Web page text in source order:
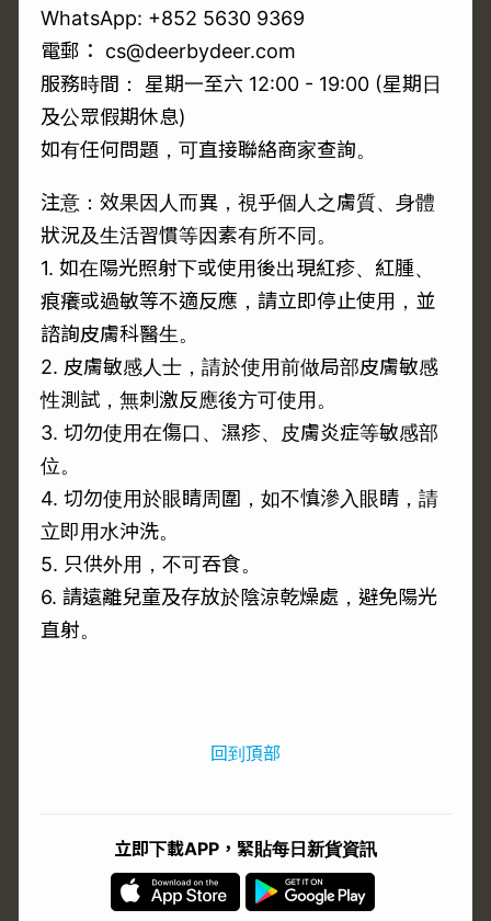
WhatsApp: +852 5630 9369
電郵： cs@deerbydeer.com
服務時間： 星期一至六 12:00 - 19:00 (星期日
及公眾假期休息)
如有任何問題，可直接聯絡商家查詢。
注意：效果因人而異，視乎個人之膚質、身體
狀況及生活習慣等因素有所不同。
1. 如在陽光照射下或使用後出現紅疹、紅腫、
痕癢或過敏等不適反應，請立即停止使用，並
諮詢皮膚科醫生。
2. 皮膚敏感人士，請於使用前做局部皮膚敏感
性測試，無刺激反應後方可使用。
3. 切勿使用在傷口、濕疹、皮膚炎症等敏感部
位。
4. 切勿使用於眼睛周圍，如不慎滲入眼睛，請
立即用水沖洗。
5. 只供外用，不可吞食。
6. 請遠離兒童及存放於陰涼乾燥處，避免陽光
直射。
回到頂部
立即下載APP，緊貼每日新貨資訊